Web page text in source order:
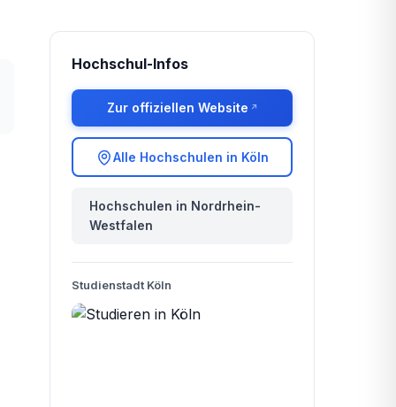
Hochschul-Infos
Zur offiziellen Website
Alle Hochschulen in Köln
Hochschulen in Nordrhein-
Westfalen
Studienstadt Köln